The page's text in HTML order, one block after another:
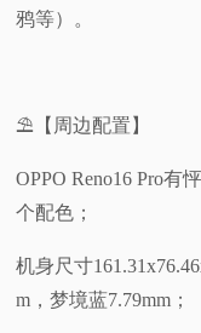
鸦等）。
⛱️【周边配置】
OPPO Reno16 Pro有
个配色；
机身尺寸
m，梦境蓝7.79mm；